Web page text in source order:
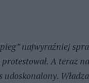
najwyraźniej
A teraz
udoskonalony.